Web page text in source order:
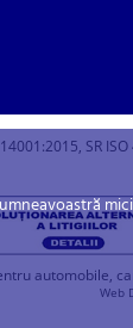
14001:2015, SR
automobile,
Web